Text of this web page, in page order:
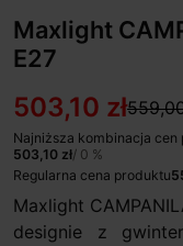
Maxlight
E27
503,10 zł
Najniższa kombinacja
503,10 zł/ 0 %
Regularna cena produktu
Maxlight
designie z